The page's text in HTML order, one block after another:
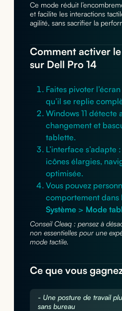
Ce mode réduit
et facilite les interactions
agilité, sans sacrifier la
Comment activer
sur Dell Pro 14
Faites pivoter
qu’il se replie
Windows 11 détecte
changement et
tablette.
L’interface
icônes élargies,
optimisée.
Vous pouvez
comportement dans
Système> Mode
Conseil Cleaq : pensez à
non essentielles pour une
mode tactile.
Ce que vous
- Une posture de travail
sans bureau